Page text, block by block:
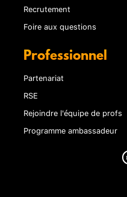
Recrutement
Foire aux questions
Professionnel
Partenariat
RSE
Rejoindre l'équipe de profs
Programme ambassadeur